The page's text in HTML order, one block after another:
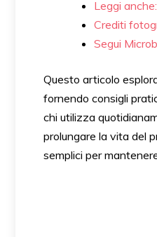
Leggi anche:
Crediti
Segui
Questo articolo
fornendo consigli
chi utilizza
prolungare la vita del
semplici per